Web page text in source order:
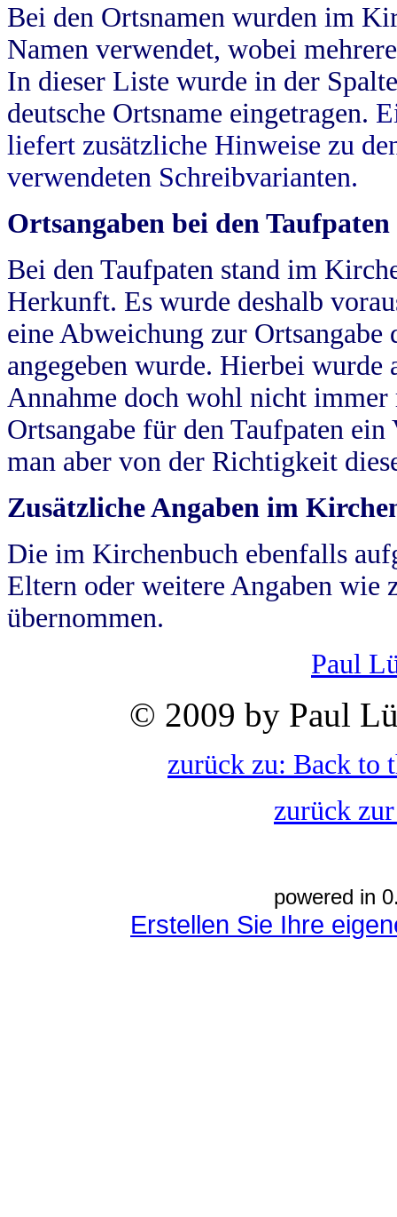
Bei den Ortsnamen wurden im
Namen verwendet, wobei
In dieser Liste wurde in der
deutsche Ortsname eingetragen.
liefert zusätzliche Hinweise zu
verwendeten Schreibvarianten.
Ortsangaben bei den Taufpaten
Bei den Taufpaten stand im
Herkunft. Es wurde deshalb
eine Abweichung zur
angegeben wurde. Hierbei wurde
Annahme doch wohl nicht
Ortsangabe für den Taufpaten
man aber von der Richtigkeit
Zusätzliche Angaben im
Die im Kirchenbuch ebenfalls
Eltern oder weitere Angaben wie
übernommen.
Paul
© 2009 by Paul
zurück zu: Back to
zurück
powered in
Erstellen Sie Ihre